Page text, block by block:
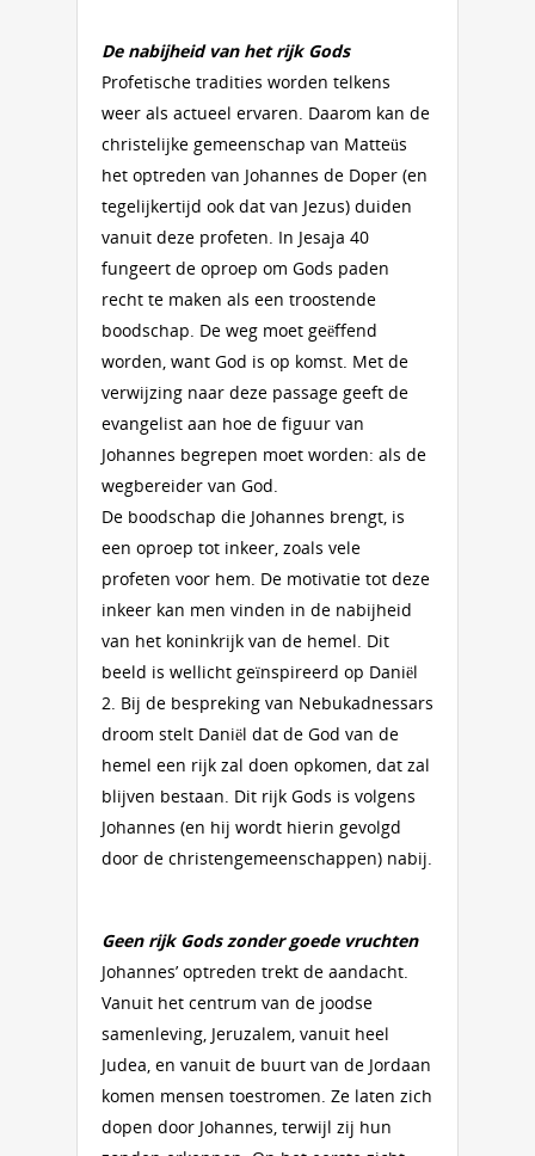
De nabijheid van het rijk Gods
Profetische tradities worden telkens
weer als actueel ervaren. Daarom kan de
christelijke gemeenschap van Matteüs
het optreden van Johannes de Doper (en
tegelijkertijd ook dat van Jezus) duiden
vanuit deze profeten. In Jesaja 40
fungeert de oproep om Gods paden
recht te maken als een troostende
boodschap. De weg moet geëffend
worden, want God is op komst. Met de
verwijzing naar deze passage geeft de
evangelist aan hoe de figuur van
Johannes begrepen moet worden: als de
wegbereider van God.
De boodschap die Johannes brengt, is
een oproep tot inkeer, zoals vele
profeten voor hem. De motivatie tot deze
inkeer kan men vinden in de nabijheid
van het koninkrijk van de hemel. Dit
beeld is wellicht geïnspireerd op Daniël
2. Bij de bespreking van Nebukadnessars
droom stelt Daniël dat de God van de
hemel een rijk zal doen opkomen, dat zal
blijven bestaan. Dit rijk Gods is volgens
Johannes (en hij wordt hierin gevolgd
door de christengemeenschappen) nabij.
Geen rijk Gods zonder goede vruchten
Johannes’ optreden trekt de aandacht.
Vanuit het centrum van de joodse
samenleving, Jeruzalem, vanuit heel
Judea, en vanuit de buurt van de Jordaan
komen mensen toestromen. Ze laten zich
dopen door Johannes, terwijl zij hun